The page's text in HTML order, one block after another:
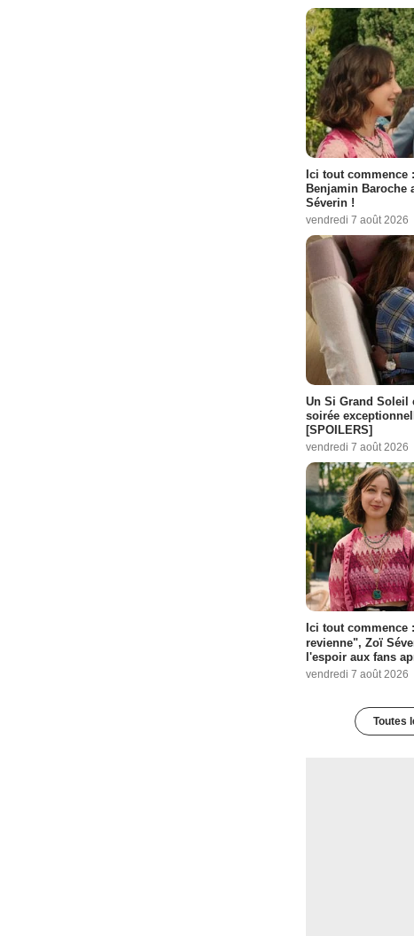
Ici tout commence
Benjamin Baroche
Séverin !
vendredi 7 août 2026
Un Si Grand Soleil
soirée
[SPOILERS]
vendredi 7 août 2026
Ici tout commence
revienne", Zoï
l'espoir aux fans
vendredi 7 août 2026
Toutes